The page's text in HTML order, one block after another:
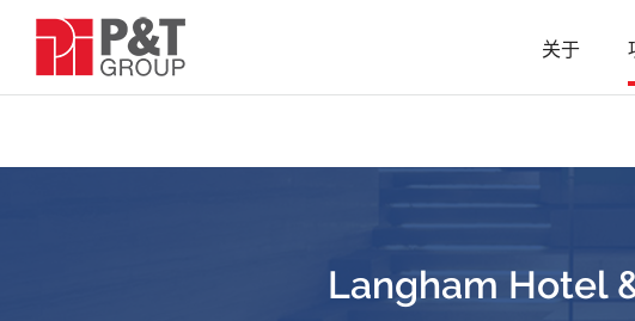
关于
Langham Hotel